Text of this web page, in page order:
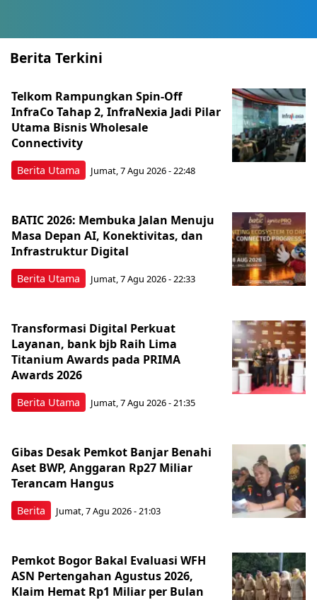
Berita Terkini
Berita Utama
Telkom Rampungkan Spin-Off
InfraCo Tahap 2, InfraNexia Jadi Pilar
Utama Bisnis Wholesale
Connectivity
Jumat, 7 Agu 2026 - 22:48
Berita Utama
BATIC 2026: Membuka Jalan Menuju
Masa Depan AI, Konektivitas, dan
Infrastruktur Digital
Jumat, 7 Agu 2026 - 22:33
Berita Utama
Transformasi Digital Perkuat
Layanan, bank bjb Raih Lima
Titanium Awards pada PRIMA
Awards 2026
Jumat, 7 Agu 2026 - 21:35
Berita
Gibas Desak Pemkot Banjar Benahi
Aset BWP, Anggaran Rp27 Miliar
Terancam Hangus
Jumat, 7 Agu 2026 - 21:03
Pemkot Bogor Bakal Evaluasi WFH
ASN Pertengahan Agustus 2026,
Klaim Hemat Rp1 Miliar per Bulan